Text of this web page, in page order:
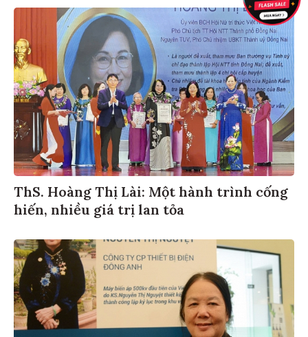
ThS. Hoàng Thị Lài: Một hành trình cống
hiến, nhiều giá trị lan tỏa